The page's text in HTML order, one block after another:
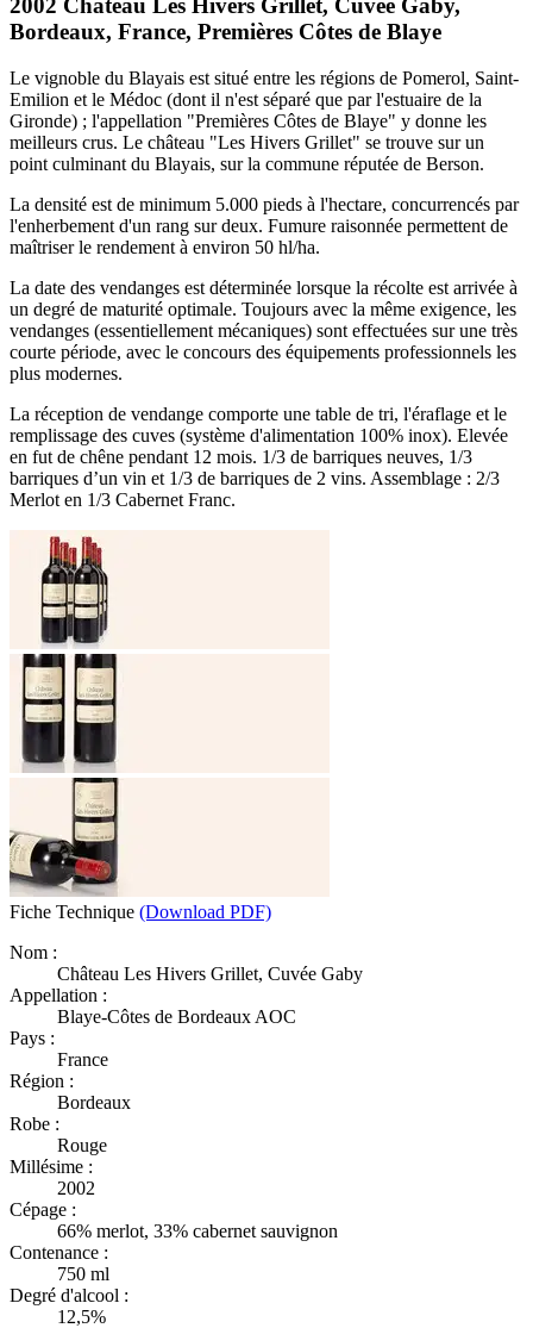
2002 Château Les Hivers Grillet, Cuvée Gaby,
Bordeaux, France, Premières Côtes de Blaye
Le vignoble du Blayais est situé entre les régions de Pomerol, Saint-
Emilion et le Médoc (dont il n'est séparé que par l'estuaire de la
Gironde) ; l'appellation "Premières Côtes de Blaye" y donne les
meilleurs crus. Le château "Les Hivers Grillet" se trouve sur un
point culminant du Blayais, sur la commune réputée de Berson.
La densité est de minimum 5.000 pieds à l'hectare, concurrencés par
l'enherbement d'un rang sur deux. Fumure raisonnée permettent de
maîtriser le rendement à environ 50 hl/ha.
La date des vendanges est déterminée lorsque la récolte est arrivée à
un degré de maturité optimale. Toujours avec la même exigence, les
vendanges (essentiellement mécaniques) sont effectuées sur une très
courte période, avec le concours des équipements professionnels les
plus modernes.
La réception de vendange comporte une table de tri, l'éraflage et le
remplissage des cuves (système d'alimentation 100% inox). Elevée
en fut de chêne pendant 12 mois. 1/3 de barriques neuves, 1/3
barriques d’un vin et 1/3 de barriques de 2 vins. Assemblage : 2/3
Merlot en 1/3 Cabernet Franc.
Fiche Technique (Download PDF)
Nom :
Château Les Hivers Grillet, Cuvée Gaby
Appellation :
Blaye-Côtes de Bordeaux AOC
Pays :
France
Région :
Bordeaux
Robe :
Rouge
Millésime :
2002
Cépage :
66% merlot, 33% cabernet sauvignon
Contenance :
750 ml
Degré d'alcool :
12,5%